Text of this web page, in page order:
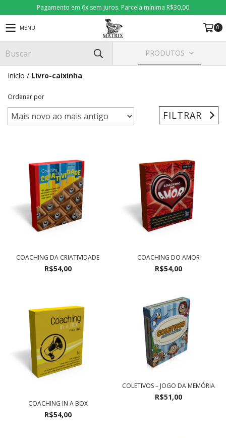
Pagamento em 6x sem juros. Parcela mínima R$30,00
MENU 0
PRODUTOS
Início / Livro-caixinha
Ordenar por
FILTRAR
COACHING DA CRIATIVIDADE
R$54,00
COACHING DO AMOR
R$54,00
COACHING IN A BOX
R$54,00
COLETIVOS – JOGO DA MEMÓRIA
R$51,00